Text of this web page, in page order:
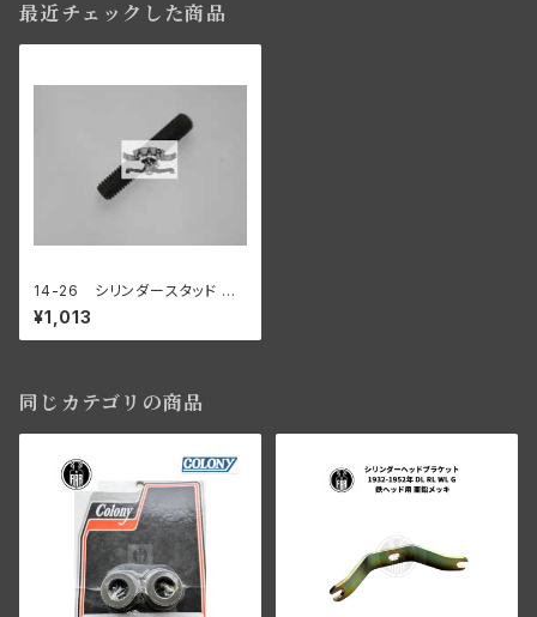
最近チェックした商品
14-26 シリンダースタッド 鉄
ヘッド用 1本
¥1,013
同じカテゴリの商品